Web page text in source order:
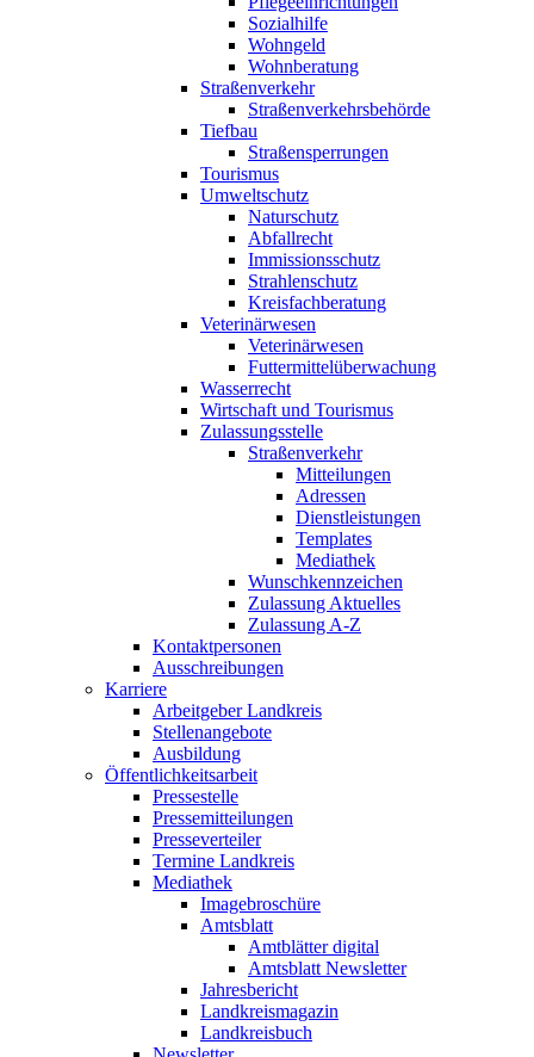
Sozialhilfe
Wohngeld
Wohnberatung
Straßenverkehr
Straßenverkehrsbehörde
Tiefbau
Straßensperrungen
Tourismus
Umweltschutz
Naturschutz
Abfallrecht
Immissionsschutz
Strahlenschutz
Kreisfachberatung
Veterinärwesen
Veterinärwesen
Futtermittelüberwachung
Wasserrecht
Wirtschaft und Tourismus
Zulassungsstelle
Straßenverkehr
Mitteilungen
Adressen
Dienstleistungen
Templates
Mediathek
Wunschkennzeichen
Zulassung Aktuelles
Zulassung A-Z
Kontaktpersonen
Ausschreibungen
Karriere
Arbeitgeber Landkreis
Stellenangebote
Ausbildung
Öffentlichkeitsarbeit
Pressestelle
Pressemitteilungen
Presseverteiler
Termine Landkreis
Mediathek
Imagebroschüre
Amtsblatt
Amtblätter digital
Amtsblatt Newsletter
Jahresbericht
Landkreismagazin
Landkreisbuch